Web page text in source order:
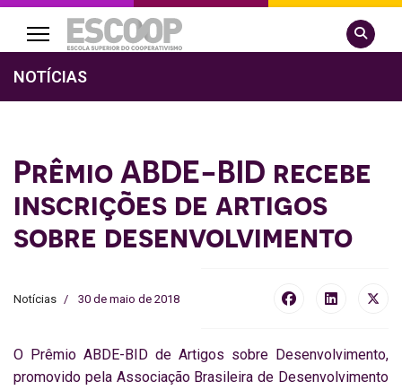
Pesquisar
NOTÍCIAS
Prêmio ABDE-BID recebe
inscrições de artigos
sobre desenvolvimento
Notícias 30 de maio de 2018
O Prêmio ABDE-BID de Artigos sobre Desenvolvimento,
promovido pela Associação Brasileira de Desenvolvimento